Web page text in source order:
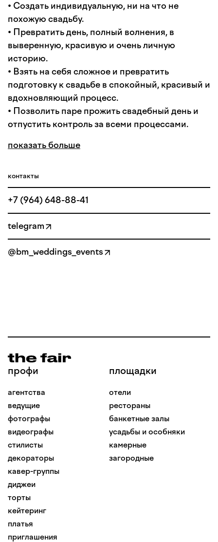
• Создать индивидуальную, ни на что не
похожую свадьбу.
• Превратить день, полный волнения, в
выверенную, красивую и очень личную
историю.
• Взять на себя сложное и превратить
подготовку к свадьбе в спокойный, красивый и
вдохновляющий процесс.
• Позволить паре прожить свадебный день и
отпустить контроль за всеми процессами.
показать больше
контакты
+7 (964) 648-88-41
telegram
@bm_weddings_events
профи
агентства
ведущие
фотографы
видеографы
стилисты
декораторы
кавер-группы
диджеи
торты
кейтеринг
платья
приглашения
площадки
отели
рестораны
банкетные залы
усадьбы и особняки
камерные
загородные